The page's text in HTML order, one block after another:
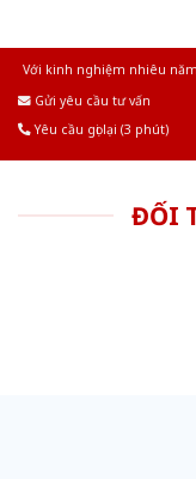
Với kinh nghiệm nhiêu
Gửi yêu cầu tư vấn
Yêu cầu gọi lại (3 phút)
ĐỐI